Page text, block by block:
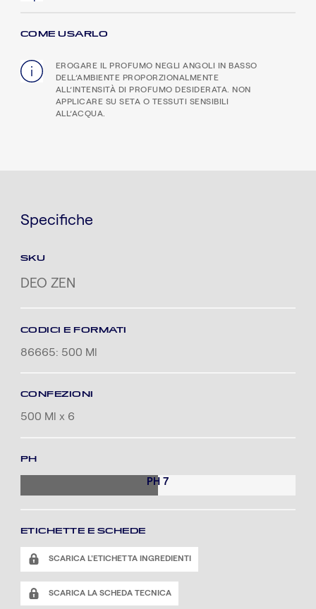
COME USARLO
EROGARE IL PROFUMO NEGLI ANGOLI IN BASSO
DELL’AMBIENTE PROPORZIONALMENTE
ALL’INTENSITÀ DI PROFUMO DESIDERATA. NON
APPLICARE SU SETA O TESSUTI SENSIBILI
ALL’ACQUA.
Specifiche
SKU
DEO ZEN
CODICI E FORMATI
86665: 500 Ml
CONFEZIONI
500 Ml x 6
PH
PH 7
ETICHETTE E SCHEDE
SCARICA L'ETICHETTA INGREDIENTI
SCARICA LA SCHEDA TECNICA